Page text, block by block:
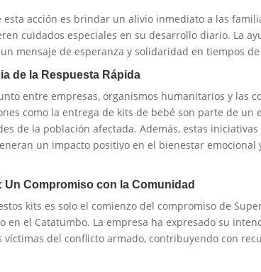
esta acción es brindar un alivio inmediato a las
cuidados especiales en su desarrollo diario. La
mensaje de esperanza y solidaridad en tiempos
de la Respuesta Rápida
entre empresas, organismos humanitarios y las
como la entrega de kits de bebé son parte de
de la población afectada. Además, estas
un impacto positivo en el bienestar
Un Compromiso con la Comunidad
kits es solo el comienzo del compromiso de
en el Catatumbo. La empresa ha expresado su
víctimas del conflicto armado, contribuyendo con